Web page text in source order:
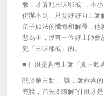
教，才算犯三昧耶戒”，不
仍辦不到，只要好好向上師
弟子如法的懺悔和解釋，他
悲為主，沒有一位好上師會
犯「三昧耶戒」的。
■ 什麼是具德上師「真正歡
關於第三點，“讓上師歡喜
充說，首先要瞭解“什麼才